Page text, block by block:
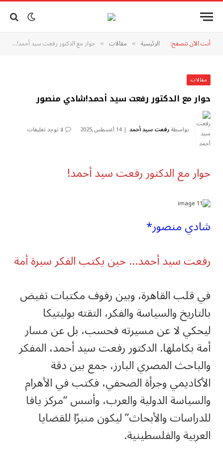
أنت الآن تتصفح: الرئيسية » مقالات » حوار مع الدكتور رفعت سيد أحمد!شادي منصور
مقالات
حوار مع الدكتور رفعت سيد أحمد!شادي منصور
بواسطةرفعت سيد أحمد 14 أغسطس,2025 لا توجد تعليقات
حوار مع الدكتور رفعت سيد أحمد!
شادي منصور*
رفعت سيد أحمد… حين يكتب الفكر سيرة أمة
في قلب القاهرة، وبين رفوف مكتبات تفيض
بالتاريخ والسياسة والفكر، التقته بوليتيكا
ليحكي لا عن مسيرته فحسب، بل عن مسار
أمة بكاملها. الدكتور رفعت سيد أحمد، المفكر
والباحث المصري البارز، جمع بين دقة
الأكاديمي وجرأة الصحفي، فكتب في الأهرام
والسياسة الدولية والعرب، وأسس “مركز يافا
للدراسات والأبحاث” ليكون منبرًا للقضايا
العربية والفلسطينية.